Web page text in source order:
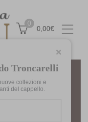
Troncarelli
collezioni e
del cappello.
0
0,00€